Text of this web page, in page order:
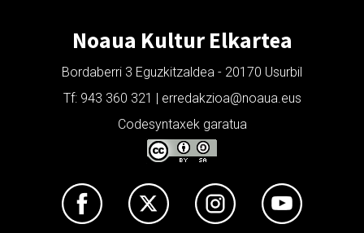
Noaua Kultur Elkartea
Bordaberri 3 Eguzkitzaldea - 20170 Usurbil
Tf: 943 360 321 | erredakzioa@noaua.eus
Codesyntaxek garatua